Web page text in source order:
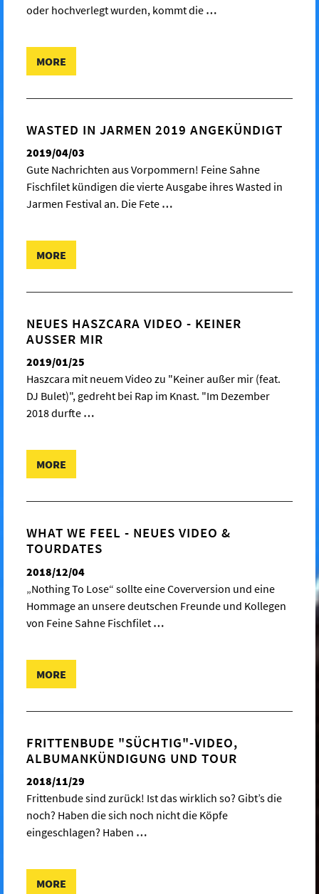
oder hochverlegt wurden, kommt die …
MORE
WASTED IN JARMEN 2019 ANGEKÜNDIGT
2019/04/03
Gute Nachrichten aus Vorpommern! Feine Sahne
Fischfilet kündigen die vierte Ausgabe ihres Wasted in
Jarmen Festival an. Die Fete …
MORE
NEUES HASZCARA VIDEO - KEINER
AUSSER MIR
2019/01/25
Haszcara mit neuem Video zu "Keiner außer mir (feat.
DJ Bulet)", gedreht bei Rap im Knast. "Im Dezember
2018 durfte …
MORE
WHAT WE FEEL - NEUES VIDEO &
TOURDATES
2018/12/04
„Nothing To Lose“ sollte eine Coverversion und eine
Hommage an unsere deutschen Freunde und Kollegen
von Feine Sahne Fischfilet …
MORE
FRITTENBUDE "SÜCHTIG"-VIDEO,
ALBUMANKÜNDIGUNG UND TOUR
2018/11/29
Frittenbude sind zurück! Ist das wirklich so? Gibt’s die
noch? Haben die sich noch nicht die Köpfe
eingeschlagen? Haben …
MORE